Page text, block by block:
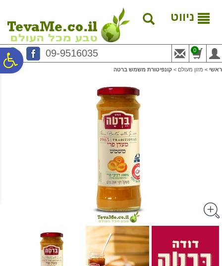
נגישות
המרכזי
ניווט
09-9516035 0
ראשי > מזון מעולם > קונפיטורת משמש ברטה